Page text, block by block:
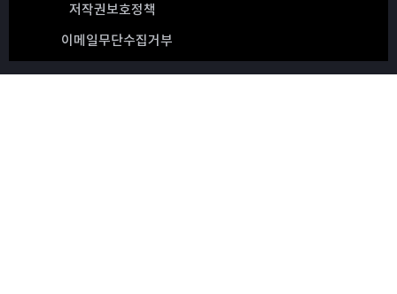
저작권보호정책
이메일무단수집거부